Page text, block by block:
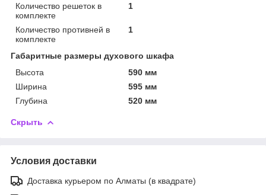
Количество решеток в
комплекте
1
Количество противней в
комплекте
1
Габаритные размеры духового шкафа
Высота
590 мм
Ширина
595 мм
Глубина
520 мм
Скрыть
Условия доставки
Доставка курьером по Алматы (в квадрате)